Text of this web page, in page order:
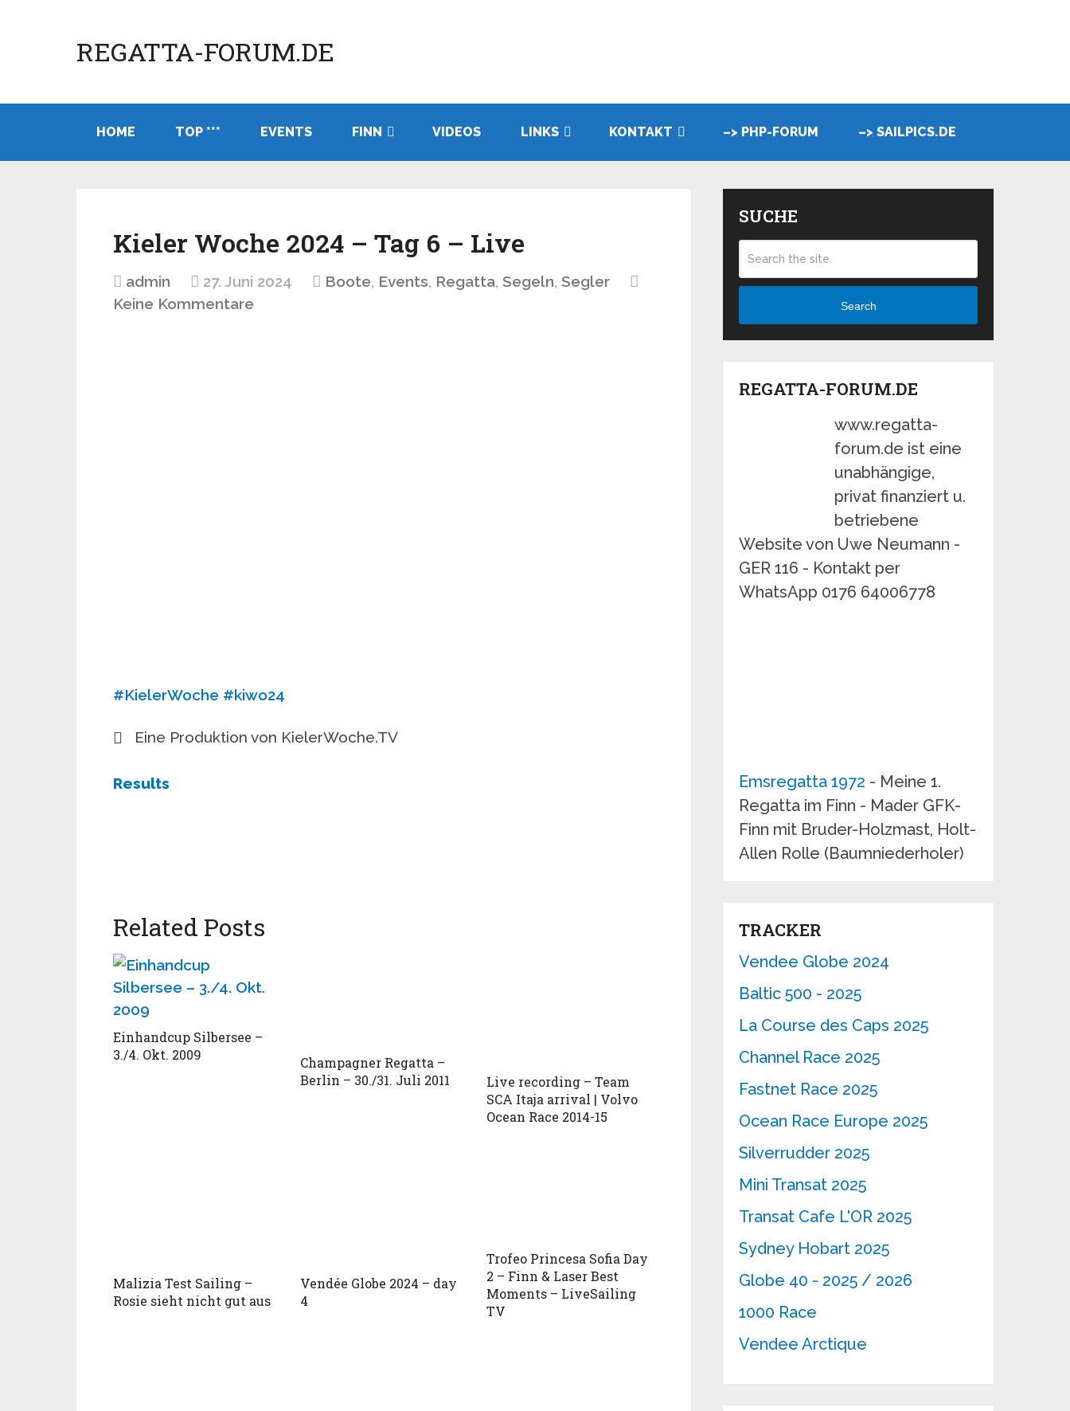
REGATTA-FORUM.DE
HOME TOP *** EVENTS FINN VIDEOS LINKS KONTAKT –> PHP-FORUM –> SAILPICS.DE
Kieler Woche 2024 – Tag 6 – Live
admin 27. Juni 2024 Boote, Events, Regatta, Segeln, Segler
Keine Kommentare
#KielerWoche #kiwo24
Eine Produktion von KielerWoche.TV
Results
Related Posts
Einhandcup Silbersee –
3./4. Okt. 2009
Champagner Regatta –
Berlin – 30./31. Juli 2011
Live recording – Team
SCA Itaja­ arrival | Volvo
Ocean Race 2014-15
Malizia Test Sailing –
Rosie sieht nicht gut aus
Vendée Globe 2024 – day
4
Trofeo Princesa Sofia Day
2 – Finn & Laser Best
Moments – LiveSailing
TV
SUCHE
Search
REGATTA-FORUM.DE
www.regatta-
forum.de ist eine
unabhängige,
privat finanziert u.
betriebene
Website von Uwe Neumann -
GER 116 - Kontakt per
WhatsApp 0176 64006778
Emsregatta 1972 - Meine 1.
Regatta im Finn - Mader GFK-
Finn mit Bruder-Holzmast, Holt-
Allen Rolle (Baumniederholer)
TRACKER
Vendee Globe 2024
Baltic 500 - 2025
La Course des Caps 2025
Channel Race 2025
Fastnet Race 2025
Ocean Race Europe 2025
Silverrudder 2025
Mini Transat 2025
Transat Cafe L'OR 2025
Sydney Hobart 2025
Globe 40 - 2025 / 2026
1000 Race
Vendee Arctique